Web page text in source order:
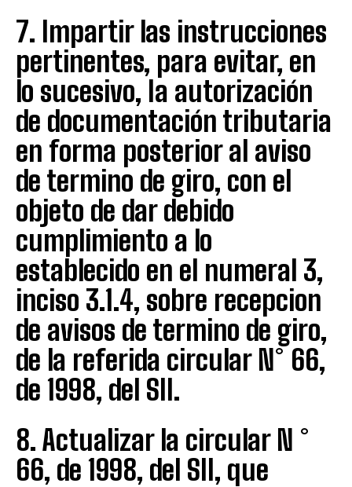
7. Impartir las instrucciones
pertinentes, para evitar, en
lo sucesivo, Ia autorización
de documentación tributaria
en forma posterior al aviso
de termino de giro, con el
objeto de dar debido
cumplimiento a lo
establecido en el numeral 3,
inciso 3.1.4, sobre recepcion
de avisos de termino de giro,
de la referida circular N° 66,
de 1998, del SII.
8. Actualizar la circular N °
66, de 1998, del SII, que